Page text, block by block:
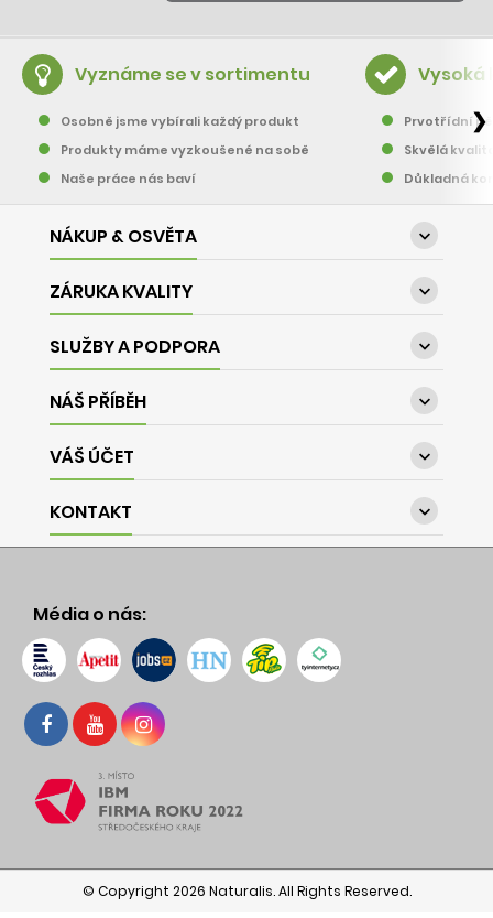
Vyznáme se v sortimentu
Osobně jsme vybírali každý produkt
Produkty máme vyzkoušené na sobě
Naše práce nás baví
Vysoká
Prvotřídní
Skvělá
Důkladná
❯
NÁKUP & OSVĚTA 
ZÁRUKA KVALITY 
SLUŽBY A PODPORA 
NÁŠ PŘÍBĚH 
VÁŠ ÚČET 
KONTAKT 
Média o nás:
© Copyright 2026 Naturalis. All Rights Reserved.